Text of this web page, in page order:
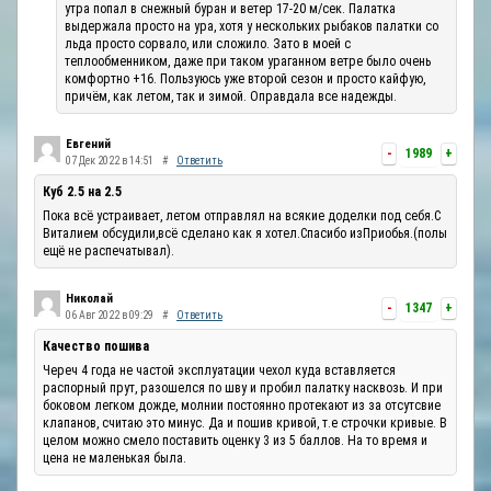
утра попал в снежный буран и ветер 17-20 м/сек. Палатка
выдержала просто на ура, хотя у нескольких рыбаков палатки со
льда просто сорвало, или сложило. Зато в моей с
теплообменником, даже при таком ураганном ветре было очень
комфортно +16. Пользуюсь уже второй сезон и просто кайфую,
причём, как летом, так и зимой. Оправдала все надежды.
- 1989 +
Евгений
07 Дек 2022 в 14:51 # Ответить
Куб 2.5 на 2.5
Пока всё устраивает, летом отправлял на всякие доделки под себя.С
Виталием обсудили,всё сделано как я хотел.Спасибо изПриобья.(полы
ещё не распечатывал).
- 1347 +
Николай
06 Авг 2022 в 09:29 # Ответить
Качество пошива
Череч 4 года не частой эксплуатации чехол куда вставляется
распорный прут, разошелся по шву и пробил палатку насквозь. И при
боковом легком дожде, молнии постоянно протекают из за отсутсвие
клапанов, считаю это минус. Да и пошив кривой, т.е строчки кривые. В
целом можно смело поставить оценку 3 из 5 баллов. На то время и
цена не маленькая была.